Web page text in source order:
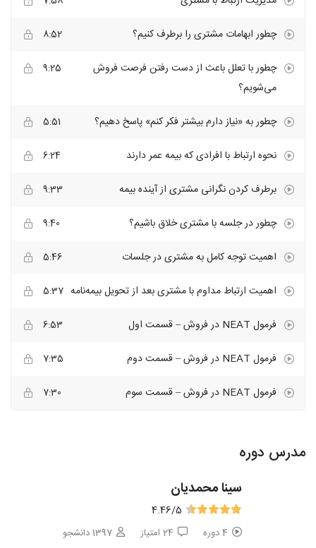
چطور ابهامات مشتری را برطرف کنیم؟ 8:52
چطور با تعلل باعث از دست رفتن فرصت فروش
می‌شویم؟
9:25
چطور به «نیاز دارم بیشتر فکر کنم» پاسخ دهیم؟ 5:51
نحوه ارتباط با افرادی که بیمه عمر دارند 6:24
برطرف کردن نگرانی مشتری از آینده بیمه 9:33
چطور در جلسه با مشتری خلاق باشیم؟ 9:40
اهمیت توجه کامل به مشتری در جلسات 5:46
اهمیت ارتباط مداوم با مشتری بعد از تحویل بیمه‌نامه 5:37
فرمول NEAT در فروش – قسمت اول 6:53
فرمول NEAT در فروش – قسمت دوم 7:35
فرمول NEAT در فروش – قسمت سوم 7:30
مدرس دوره
سینا محمدیان
4.46/5
4 دوره 24 امتیاز 1397 دانشجو